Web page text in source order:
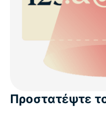
Προστατέψτε